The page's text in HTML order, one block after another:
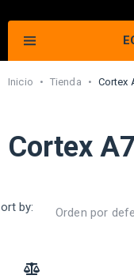
Inicio • Tienda • Cortex
Cortex
by: